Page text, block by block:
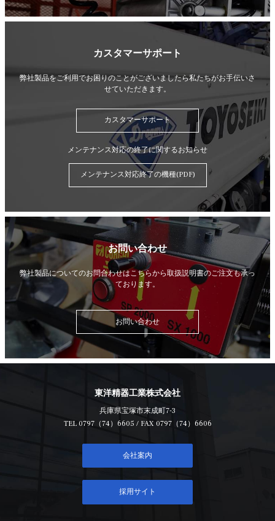
カスタマーサポート
弊社製品をご利用でお困りのことがございましたら私たちがお手伝いさ
せていただきます。
カスタマーサポート
メンテナンス対応の終了に関するお知らせ
メンテナンス対応終了の機種(PDF)
お問い合わせ
弊社製品についてのお問合わせはこちらから取扱説明書のご注文も承っ
ております。
お問い合わせ
東洋精器工業株式会社
兵庫県宝塚市末成町7-3
TEL 0797（74）6605 / FAX 0797（74）6606
会社案内
採用サイト